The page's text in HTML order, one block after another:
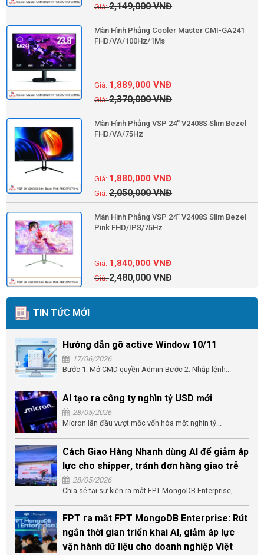
2,149,000VNĐ
Màn Hình Phẳng Cooler Master CMI-GA241
FHD/VA/100Hz/1Ms
2,370,000VNĐ
1,889,000VNĐ
Màn Hình Phẳng VSP 24'' V2408S Slim Bezel
FHD/VA/75Hz
2,050,000VNĐ
1,880,000VNĐ
Màn Hình Phẳng VSP 24'' V2408S Slim Bezel
Pink FHD/IPS/75Hz
2,480,000VNĐ
1,840,000VNĐ
TIN TỨC MỚI
Hướng dẫn gỡ active Window 10/11
17/06/2026
Bước 1: Mở CMD quyền Admin Bước 2: Nhập lệnh...
AI tạo ra công ty nghìn tỷ USD mới
28/05/2026
Micron lần đầu vượt mốc vốn hóa một nghìn tỷ...
Cách Giao Hàng Nhanh dùng AI để giảm áp
lực cho shipper, tránh đơn hàng giao trễ
28/05/2026
Chia sẻ tại sự kiện ra mắt FPT MongoDB Enterprise,...
FPT ra mắt FPT MongoDB Enterprise: Rút
ngắn thời gian triển khai AI, giảm áp lực
vận hành dữ liệu cho doanh nghiệp Việt